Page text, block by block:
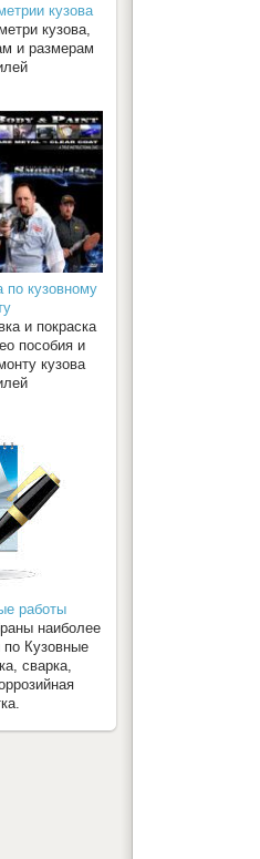
кузова
кузова,
и размерам
по кузовному
и покраска
пособия и
кузова
работы
наиболее
по Кузовные
сварка,